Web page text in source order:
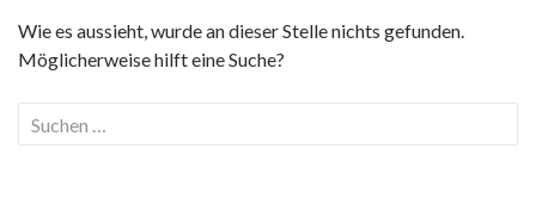
Wie es aussieht, wurde an dieser Stelle nichts gefunden.
Möglicherweise hilft eine Suche?
Suchen
nach: